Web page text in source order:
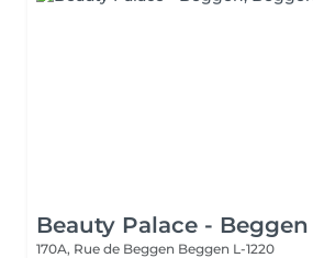
Beauty Palace - Beggen
170A, Rue de Beggen Beggen L-1220